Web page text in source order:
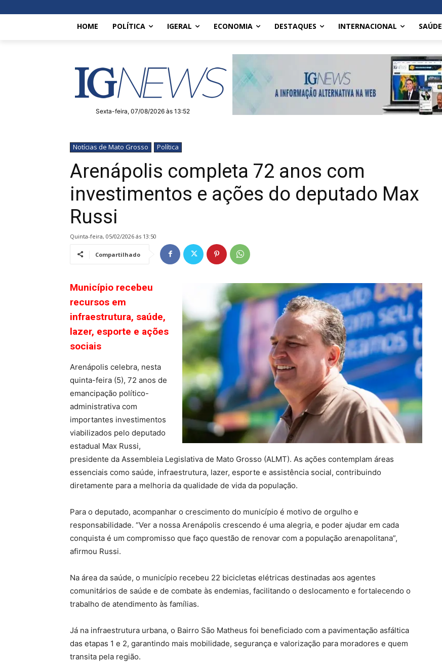
HOME POLÍTICA IGERAL ECONOMIA DESTAQUES INTERNACIONAL SAÚDE
Sexta-feira, 07/08/2026 às 13:52
Notícias de Mato Grosso Política
Arenápolis completa 72 anos com
investimentos e ações do deputado Max
Russi
quinta-feira, 05/02/2026 ás 13:50
Compartilhado
Município recebeu
recursos em
infraestrutura, saúde,
lazer, esporte e ações
sociais
Arenápolis celebra, nesta
quinta-feira (5), 72 anos de
emancipação político-
administrativa com
importantes investimentos
viabilizados pelo deputado
estadual Max Russi,
presidente da Assembleia Legislativa de Mato Grosso (ALMT). As ações contemplam áreas
essenciais como saúde, infraestrutura, lazer, esporte e assistência social, contribuindo
diretamente para a melhoria da qualidade de vida da população.
Para o deputado, acompanhar o crescimento do município é motivo de orgulho e
responsabilidade. “Ver a nossa Arenápolis crescendo é uma alegria, e poder ajudar em cada
conquista é um compromisso que faço questão de renovar com a população arenapolitana”,
afirmou Russi.
Na área da saúde, o município recebeu 22 bicicletas elétricas destinadas aos agentes
comunitários de saúde e de combate às endemias, facilitando o deslocamento e fortalecendo o
trabalho de atendimento às famílias.
Já na infraestrutura urbana, o Bairro São Matheus foi beneficiado com a pavimentação asfáltica
das etapas 1 e 2, garantindo mais mobilidade, segurança e valorização para moradores e quem
transita pela região.